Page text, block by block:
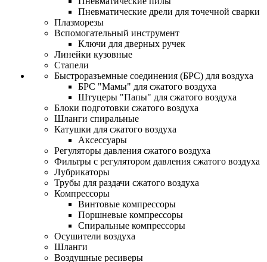
Пневматические дрели для точечной сварки
Плазморезы
Вспомогательный инструмент
Ключи для дверных ручек
Линейки кузовные
Стапели
Быстроразъемные соединения (БРС) для воздуха
БРС "Мамы" для сжатого воздуха
Штуцеры "Папы" для сжатого воздуха
Блоки подготовки сжатого воздуха
Шланги спиральные
Катушки для сжатого воздуха
Аксессуары
Регуляторы давления сжатого воздуха
Фильтры с регулятором давления сжатого воздуха
Лубрикаторы
Трубы для раздачи сжатого воздуха
Компрессоры
Винтовые компрессоры
Поршневые компрессоры
Спиральные компрессоры
Осушители воздуха
Шланги
Воздушные ресиверы